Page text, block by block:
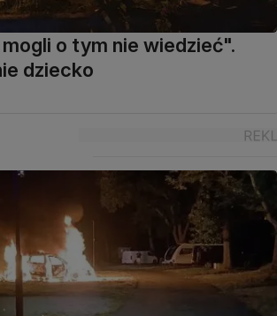
o tym nie wiedzieć".
dziecko